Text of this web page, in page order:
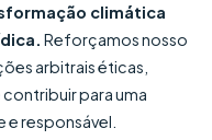
climática
Reforçamos nosso
arbitrais éticas,
para uma
responsável.